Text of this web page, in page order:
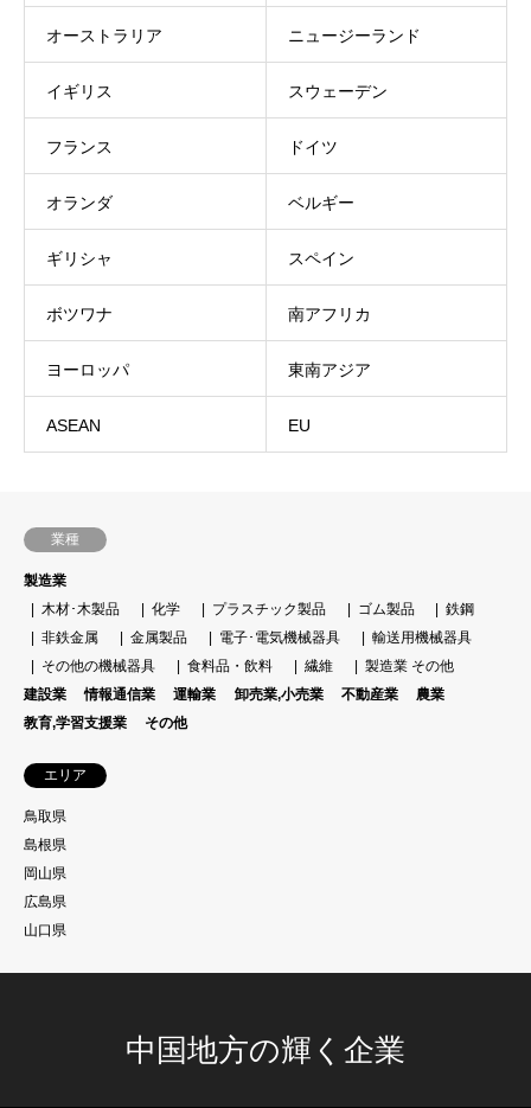
オーストラリア ニュージーランド
イギリス スウェーデン
フランス ドイツ
オランダ ベルギー
ギリシャ スペイン
ボツワナ 南アフリカ
ヨーロッパ 東南アジア
ASEAN EU
業種
製造業
木材･木製品
化学 プラスチック製品 ゴム製品
鉄鋼
非鉄金属
金属製品 電子･電気機械器具
輸送用機械器具
その他の機械器具
食料品・飲料 繊維
製造業 その他
建設業
情報通信業 運輸業 卸売業,小売業 不動産業
農業
教育,学習支援業
その他
エリア
鳥取県
島根県
岡山県
広島県
山口県
中国地方の輝く企業